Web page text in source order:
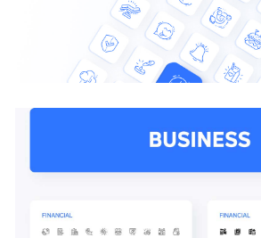
时装电商app ui设计 .fig素材
2021-12-02